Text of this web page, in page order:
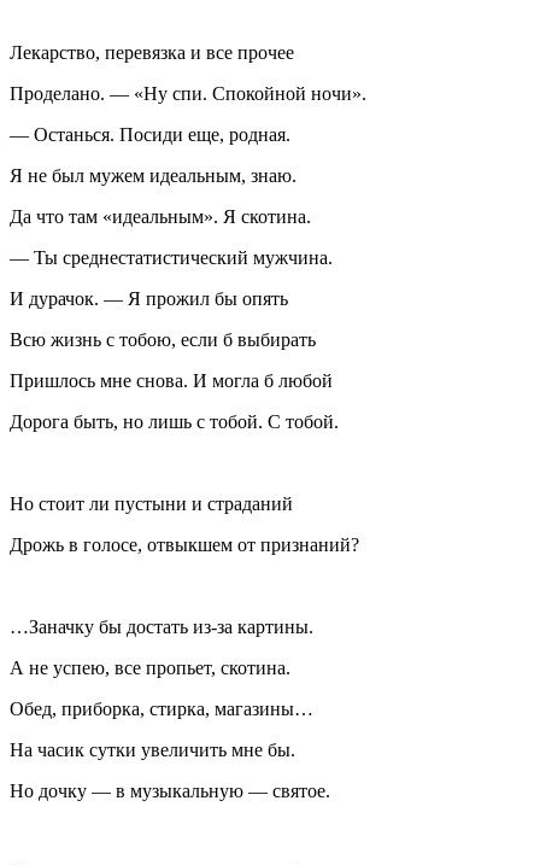
Лекарство, перевязка и все прочее
Проделано. — «Ну спи. Спокойной ночи».
— Останься. Посиди еще, родная.
Я не был мужем идеальным, знаю.
Да что там «идеальным». Я скотина.
— Ты среднестатистический мужчина.
И дурачок. — Я прожил бы опять
Всю жизнь с тобою, если б выбирать
Пришлось мне снова. И могла б любой
Дорога быть, но лишь с тобой. С тобой.
Но стоит ли пустыни и страданий
Дрожь в голосе, отвыкшем от признаний?
…Заначку бы достать из-за картины.
А не успею, все пропьет, скотина.
Обед, приборка, стирка, магазины…
На часик сутки увеличить мне бы.
Но дочку — в музыкальную — святое.